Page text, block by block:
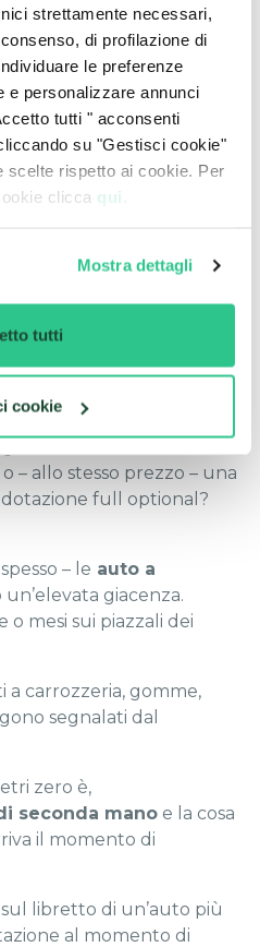
strettamente necessari,
di profilazione di
le preferenze
e personalizzare annunci
tutti " acconsenti
su "Gestisci cookie"
scelte rispetto ai cookie. Per
clicca qui.
Mostra dettagli
tutti
cookie
che luccica.
zero hanno i loro
fronte di un forte sconto,
può essere limitata
disponibili, senza la
e dotazione di accessori.
tuoi sogni ad un prezzo
che non è tra i tuoi
all’equipaggiamento:
perché dotata di molti
di tuo interesse.
– allo stesso prezzo – una
full optional?
– le auto a
un’elevata giacenza.
o mesi sui piazzali dei
carrozzeria, gomme,
segnalati dal
zero è,
seconda mano e la cosa
il momento di
libretto di un’auto più
al momento di